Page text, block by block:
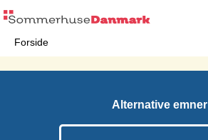
Forside
Alternative emner